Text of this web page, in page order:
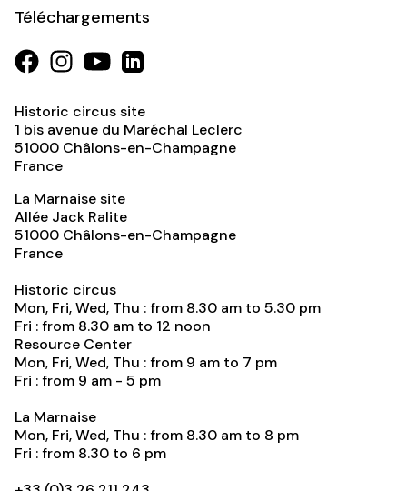
Téléchargements
Historic circus site
1 bis avenue du Maréchal Leclerc
51000 Châlons-en-Champagne
France
La Marnaise site
Allée Jack Ralite
51000 Châlons-en-Champagne
France
Historic circus
Mon, Fri, Wed, Thu : from 8.30 am to 5.30 pm
Fri : from 8.30 am to 12 noon
Resource Center
Mon, Fri, Wed, Thu : from 9 am to 7 pm
Fri : from 9 am - 5 pm
La Marnaise
Mon, Fri, Wed, Thu : from 8.30 am to 8 pm
Fri : from 8.30 to 6 pm